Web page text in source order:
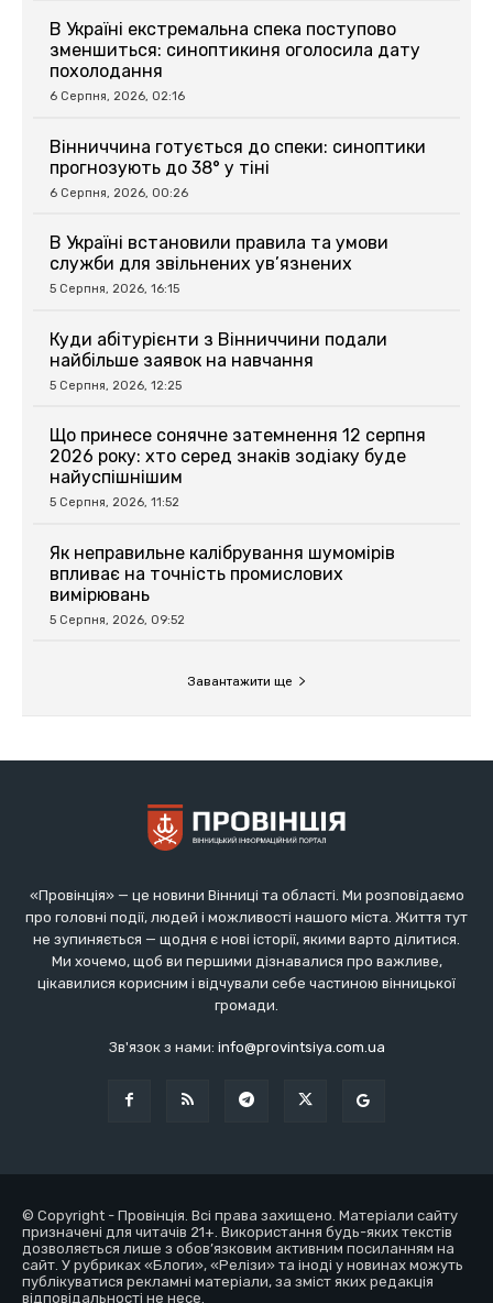
«Провінція» — це новини Вінниці та області. Ми розповідаємо
про головні події, людей і можливості нашого міста. Життя тут
не зупиняється — щодня є нові історії, якими варто ділитися.
Ми хочемо, щоб ви першими дізнавалися про важливе,
цікавилися корисним і відчували себе частиною вінницької
громади.
Зв'язок з нами: info@provintsiya.com.ua
© Copyright - Провінція. Всі права захищено. Матеріали сайту
призначені для читачів 21+. Використання будь-яких текстів
дозволяється лише з обов’язковим активним посиланням на
сайт. У рубриках «Блоги», «Релізи» та іноді у новинах можуть
публікуватися рекламні матеріали, за зміст яких редакція
відповідальності не несе.